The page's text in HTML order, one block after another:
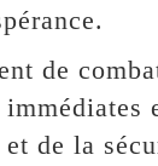
de
et de la